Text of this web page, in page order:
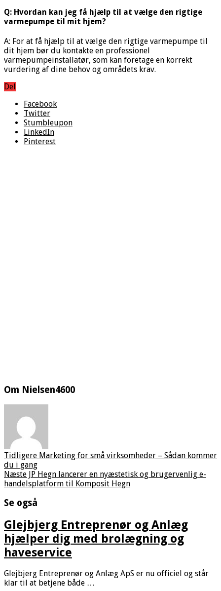
Q: Hvordan kan jeg få hjælp til at vælge den rigtige
varmepumpe til mit hjem?
A: For at få hjælp til at vælge den rigtige varmepumpe til
dit hjem bør du kontakte en professionel
varmepumpeinstallatør, som kan foretage en korrekt
vurdering af dine behov og områdets krav.
Del
Facebook
Twitter
Stumbleupon
LinkedIn
Pinterest
Om Nielsen4600
Tidligere Marketing for små virksomheder – Sådan kommer
du i gang
Næste JP Hegn lancerer en nyæstetisk og brugervenlig e-
handelsplatform til Komposit Hegn
Se også
Glejbjerg Entreprenør og Anlæg
hjælper dig med brolægning og
haveservice
Glejbjerg Entreprenør og Anlæg ApS er nu officiel og står
klar til at betjene både …